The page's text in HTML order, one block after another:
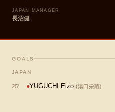
JAPAN MANAGER
長沼健
GOALS
JAPAN
25' YUGUCHI Eizo (湯口栄蔵)